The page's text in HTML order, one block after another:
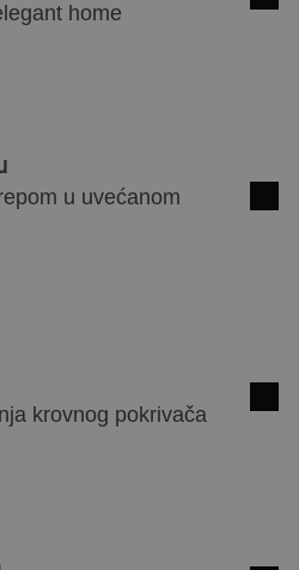
home
u uvećanom
krovnog pokrivača